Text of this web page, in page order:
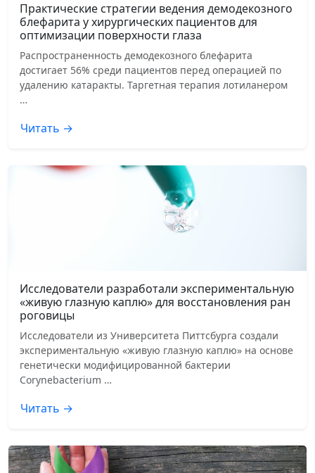
Практические стратегии ведения демодекозного
блефарита у хирургических пациентов для
оптимизации поверхности глаза
Распространенность демодекозного блефарита
достигает 56% среди пациентов перед операцией по
удалению катаракты. Таргетная терапия лотиланером
…
Читать →
Исследователи разработали экспериментальную
«живую глазную каплю» для восстановления ран
роговицы
Исследователи из Университета Питтсбурга создали
экспериментальную «живую глазную каплю» на основе
генетически модифицированной бактерии
Corynebacterium …
Читать →